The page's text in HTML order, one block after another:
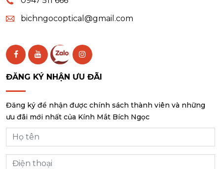
bichngocoptical@gmail.com
ĐĂNG KÝ NHẬN ƯU ĐÃI
Đăng ký để nhận được chính sách thành viên và những
ưu đãi mới nhất của Kính Mắt Bích Ngọc